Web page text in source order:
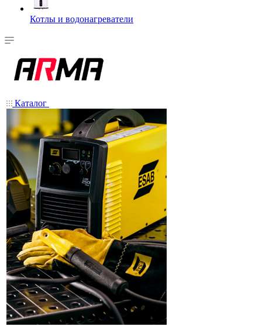
Котлы и водонагреватели
Каталог